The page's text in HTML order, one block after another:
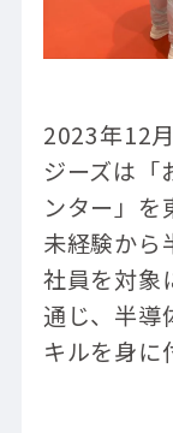
2023年12
ジーズは「
ンター」を
未経験から
社員を対象
通じ、半導
キルを身に